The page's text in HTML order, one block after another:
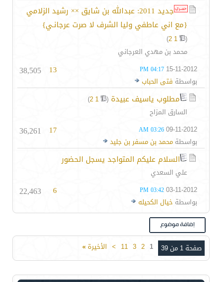
جديد 2011: عبدالله بن شايق ×× رشيد الزلامي
{مع اني عاطفي وليا الشرف لا صرت عرجانـي}
(
1
2
)
محمد بن مهدي العرجاني
15-11-2012
04:17 PM
بواسطة فتى الحباب
13
38,505
مطلوب ياسيف عبيدة (
1
2
)
السارق المزاح
09-11-2012
03:26 AM
بواسطة محمد بن مسفر بن جليد
17
36,261
السلام عليكم المتواجد يسجل الحضور
علي السعدي
03-11-2012
03:42 PM
بواسطة خيال الكحيله
6
22,463
صفحة 1 من 39 1
2
3
11
> الأخيرة»